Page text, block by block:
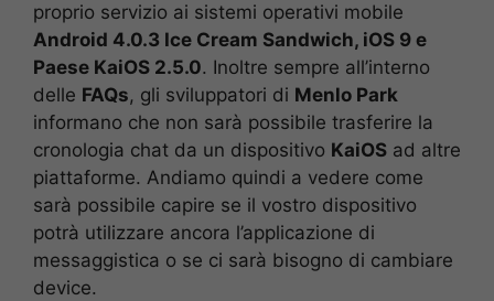
proprio servizio ai sistemi operativi mobile
Android 4.0.3 Ice Cream Sandwich, iOS 9 e
Paese KaiOS 2.5.0. Inoltre sempre all’interno
delle FAQs, gli sviluppatori di Menlo Park
informano che non sarà possibile trasferire la
cronologia chat da un dispositivo KaiOS ad altre
piattaforme. Andiamo quindi a vedere come
sarà possibile capire se il vostro dispositivo
potrà utilizzare ancora l’applicazione di
messaggistica o se ci sarà bisogno di cambiare
device.